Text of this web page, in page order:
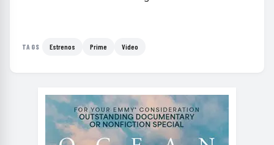
TAGS Estrenos Prime Video